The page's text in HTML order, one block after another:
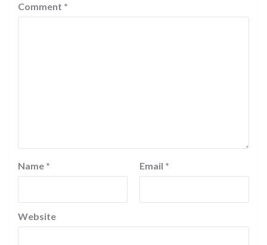
Comment *
Name * Email *
Website